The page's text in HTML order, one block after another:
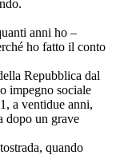
anni ho –
ho fatto il conto
Repubblica dal
impegno sociale
a ventidue anni,
dopo un grave
quando